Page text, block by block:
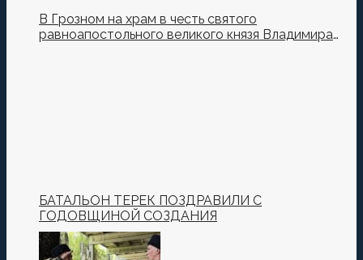
В Грозном на храм в честь святого
равноапостольного великого князя Владимира
БАТАЛЬОН ТЕРЕК ПОЗДРАВИЛИ С
ГОДОВЩИНОЙ СОЗДАНИЯ